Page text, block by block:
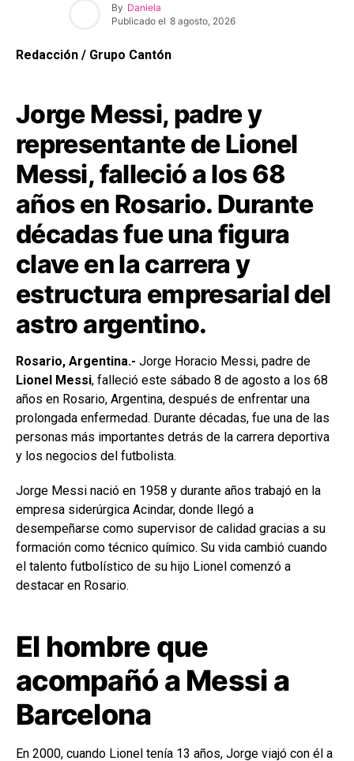
By Daniela
Publicado el 8 agosto, 2026
Redacción / Grupo Cantón
Jorge Messi, padre y
representante de Lionel
Messi, falleció a los 68
años en Rosario. Durante
décadas fue una figura
clave en la carrera y
estructura empresarial del
astro argentino.
Rosario, Argentina.- Jorge Horacio Messi, padre de
Lionel Messi, falleció este sábado 8 de agosto a los 68
años en Rosario, Argentina, después de enfrentar una
prolongada enfermedad. Durante décadas, fue una de las
personas más importantes detrás de la carrera deportiva
y los negocios del futbolista.
Jorge Messi nació en 1958 y durante años trabajó en la
empresa siderúrgica Acindar, donde llegó a
desempeñarse como supervisor de calidad gracias a su
formación como técnico químico. Su vida cambió cuando
el talento futbolístico de su hijo Lionel comenzó a
destacar en Rosario.
El hombre que
acompañó a Messi a
Barcelona
En 2000, cuando Lionel tenía 13 años, Jorge viajó con él a